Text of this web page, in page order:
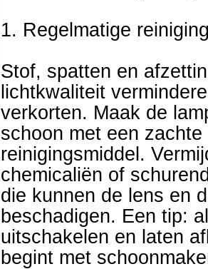
1. Regelmatige
Stof, spatten en
lichtkwaliteit
verkorten. Maak de
schoon met een
reinigingsmiddel.
chemicaliën of
die kunnen de lens en
beschadigen. Een tip:
uitschakelen en laten
begint met